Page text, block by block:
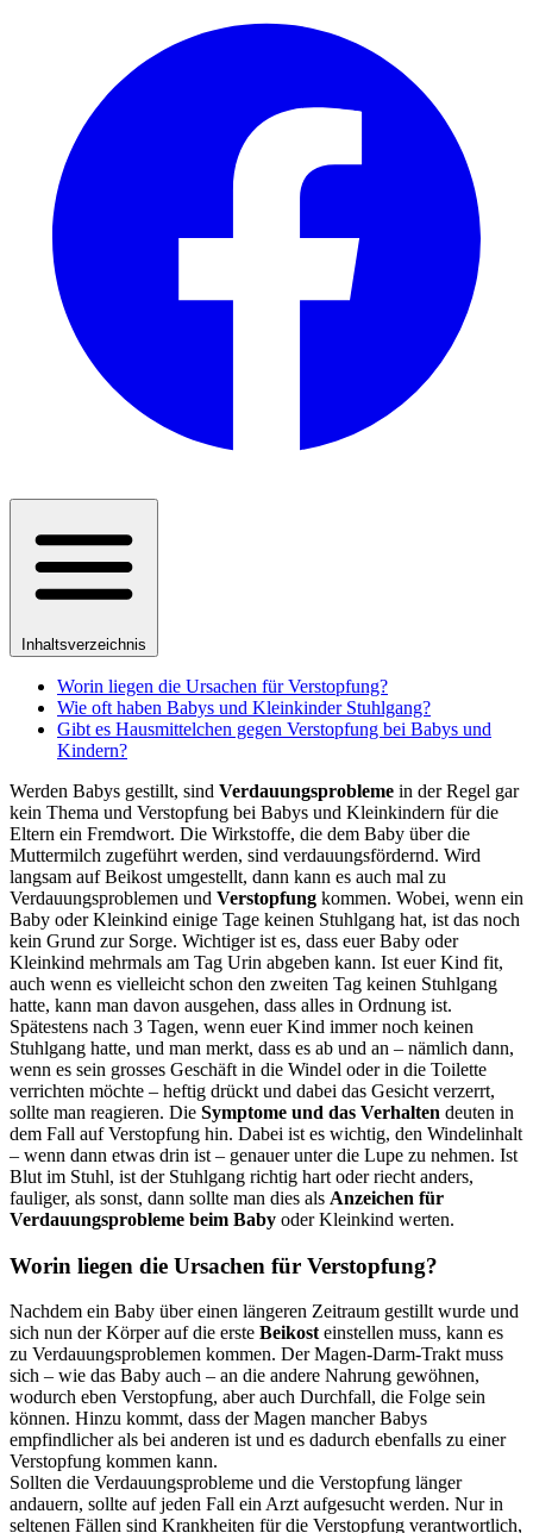
Inhaltsverzeichnis
Worin liegen die Ursachen für Verstopfung?
Wie oft haben Babys und Kleinkinder Stuhlgang?
Gibt es Hausmittelchen gegen Verstopfung bei Babys und
Kindern?
Werden Babys gestillt, sind Verdauungsprobleme in der Regel gar
kein Thema und Verstopfung bei Babys und Kleinkindern für die
Eltern ein Fremdwort. Die Wirkstoffe, die dem Baby über die
Muttermilch zugeführt werden, sind verdauungsfördernd. Wird
langsam auf Beikost umgestellt, dann kann es auch mal zu
Verdauungsproblemen und Verstopfung kommen. Wobei, wenn ein
Baby oder Kleinkind einige Tage keinen Stuhlgang hat, ist das noch
kein Grund zur Sorge. Wichtiger ist es, dass euer Baby oder
Kleinkind mehrmals am Tag Urin abgeben kann. Ist euer Kind fit,
auch wenn es vielleicht schon den zweiten Tag keinen Stuhlgang
hatte, kann man davon ausgehen, dass alles in Ordnung ist.
Spätestens nach 3 Tagen, wenn euer Kind immer noch keinen
Stuhlgang hatte, und man merkt, dass es ab und an – nämlich dann,
wenn es sein grosses Geschäft in die Windel oder in die Toilette
verrichten möchte – heftig drückt und dabei das Gesicht verzerrt,
sollte man reagieren. Die Symptome und das Verhalten deuten in
dem Fall auf Verstopfung hin. Dabei ist es wichtig, den Windelinhalt
– wenn dann etwas drin ist – genauer unter die Lupe zu nehmen. Ist
Blut im Stuhl, ist der Stuhlgang richtig hart oder riecht anders,
fauliger, als sonst, dann sollte man dies als Anzeichen für
Verdauungsprobleme beim Baby oder Kleinkind werten.
Worin liegen die Ursachen für Verstopfung?
Nachdem ein Baby über einen längeren Zeitraum gestillt wurde und
sich nun der Körper auf die erste Beikost einstellen muss, kann es
zu Verdauungsproblemen kommen. Der Magen-Darm-Trakt muss
sich – wie das Baby auch – an die andere Nahrung gewöhnen,
wodurch eben Verstopfung, aber auch Durchfall, die Folge sein
können. Hinzu kommt, dass der Magen mancher Babys
empfindlicher als bei anderen ist und es dadurch ebenfalls zu einer
Verstopfung kommen kann.
Sollten die Verdauungsprobleme und die Verstopfung länger
andauern, sollte auf jeden Fall ein Arzt aufgesucht werden. Nur in
seltenen Fällen sind Krankheiten für die Verstopfung verantwortlich,